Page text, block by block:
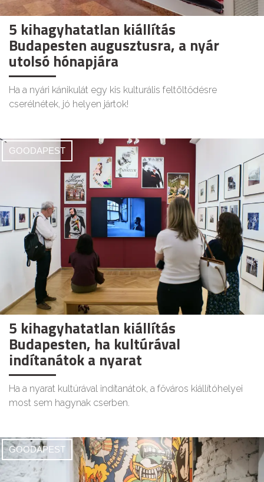
5 kihagyhatatlan kiállítás
Budapesten augusztusra, a nyár
utolsó hónapjára
Ha a nyári kánikulát egy kis kulturális feltöltődésre
cserélnétek, jó helyen jártok!
GOODAPEST
5 kihagyhatatlan kiállítás
Budapesten, ha kultúrával
indítanátok a nyarat
Ha a nyarat kultúrával indítanátok, a főváros kiállítóhelyei
most sem hagynak cserben.
GOODAPEST